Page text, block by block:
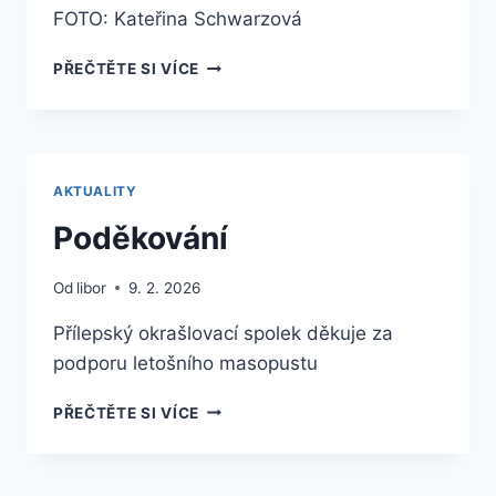
FOTO: Kateřina Schwarzová
PŘEČTĚTE SI VÍCEFOTOGALERIE
AKTUALITY
Poděkování
Od libor 9. 2. 2026
Přílepský okrašlovací spolek děkuje za
podporu letošního masopustu
PŘEČTĚTE SI VÍCEPODĚKOVÁNÍ